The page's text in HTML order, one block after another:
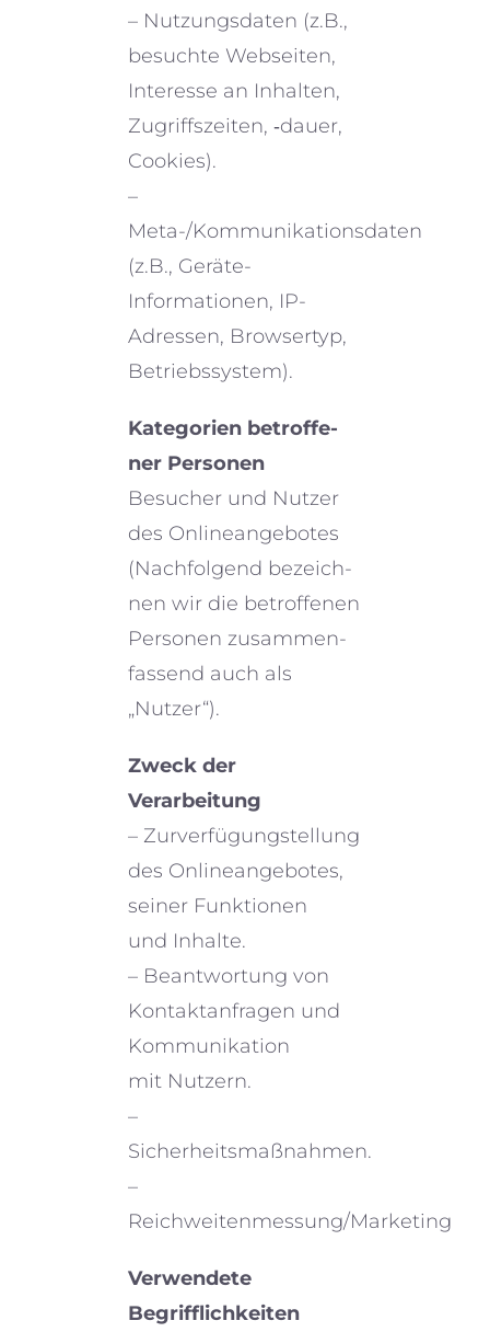
– Nutzungsdaten (z.B.,
besuchte Webseiten,
Interesse an Inhalten,
Zugriffszeiten, ‑dauer,
Cookies).
–
Meta-/Kommunikationsdaten
(z.B., Geräte-
Informationen, IP-
Adressen, Browsertyp,
Betriebssystem).
Kategorien betrof­fe­
ner Personen
Besucher und Nutzer
des Onlineangebotes
(Nachfolgend bezeich­
nen wir die betrof­fe­nen
Personen zusam­men­
fas­send auch als
„Nutzer“).
Zweck der
Verarbeitung
– Zurverfügungstellung
des Onlineangebotes,
seiner Funktionen
und Inhalte.
– Beantwortung von
Kontaktanfragen und
Kommunikation
mit Nutzern.
–
Sicherheitsmaßnahmen.
–
Reichweitenmessung/Marketing
Verwendete
Begrifflichkeiten